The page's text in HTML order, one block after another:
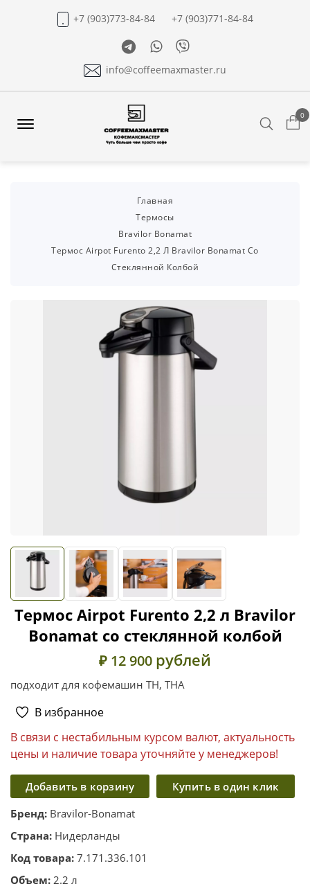
+7 (903)773-84-84
+7 (903)771-84-84
TelegramWhatsapp
Viber
info@coffeemaxmaster.ru
0
Главная
Термосы
Bravilor Bonamat
Термос Airpot Furento 2,2 Л Bravilor Bonamat Со
Стеклянной Колбой
Термос Airpot Furento 2,2 л Bravilor
Bonamat со стеклянной колбой
₽ 12 900 рублей
подходит для кофемашин TH, THA
В избранное
В связи с нестабильным курсом валют, актуальность
цены и наличие товара уточняйте у менеджеров!
Добавить в корзину
Купить в один клик
Бренд: Bravilor-Bonamat
Страна: Нидерланды
Код товара: 7.171.336.101
Объем: 2.2 л